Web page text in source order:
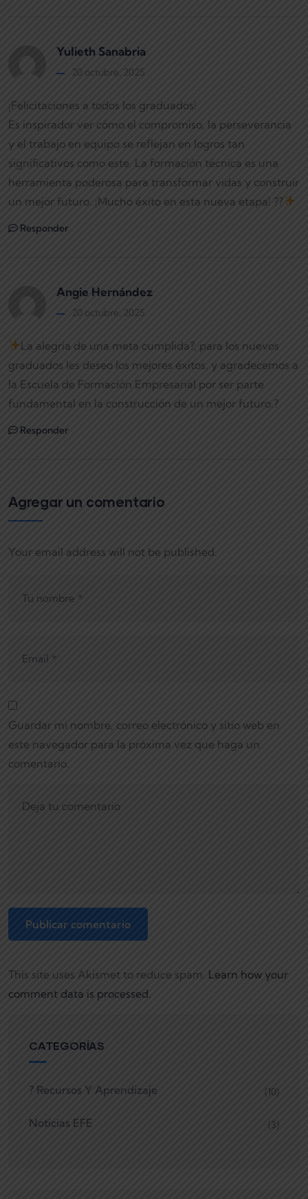
Yulieth Sanabria
20 octubre, 2025
¡Felicitaciones a todos los graduados!
Es inspirador ver cómo el compromiso, la perseverancia
y el trabajo en equipo se reflejan en logros tan
significativos como este. La formación técnica es una
herramienta poderosa para transformar vidas y construir
un mejor futuro. ¡Mucho éxito en esta nueva etapa! ??
Responder
Angie Hernández
20 octubre, 2025
La alegría de una meta cumplida?, para los nuevos
graduados les deseo los mejores éxitos. y agradecemos a
la Escuela de Formación Empresarial por ser parte
fundamental en la construcción de un mejor futuro.?
Responder
Agregar un comentario
Your email address will not be published.
Guardar mi nombre, correo electrónico y sitio web en
este navegador para la próxima vez que haga un
comentario.
This site uses Akismet to reduce spam. Learn how your
comment data is processed.
CATEGORÍAS
? Recursos Y Aprendizaje (10)
Noticias EFE (3)